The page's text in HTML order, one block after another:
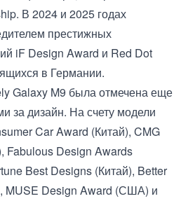
В 2024 и 2025 годах
престижных
iF Design Award и Red Dot
в Германии.
Galaxy M9 была отмечена еще
за дизайн. На счету модели
Car Award (Китай), CMG
Fabulous Design Awards
Best Designs (Китай), Better
MUSE Design Award (США) и